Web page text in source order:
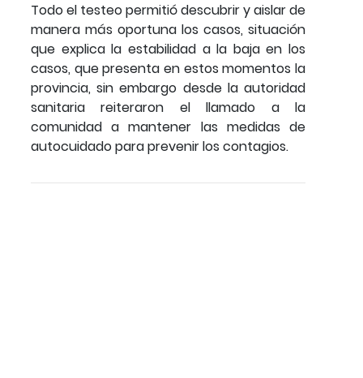
Todo el testeo permitió descubrir y aislar de
manera más oportuna los casos, situación
que explica la estabilidad a la baja en los
casos, que presenta en estos momentos la
provincia, sin embargo desde la autoridad
sanitaria reiteraron el llamado a la
comunidad a mantener las medidas de
autocuidado para prevenir los contagios.